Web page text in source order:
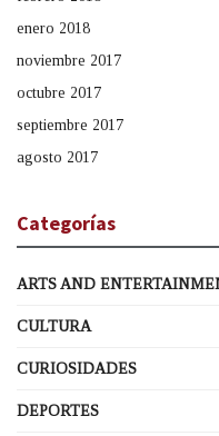
enero 2018
noviembre 2017
octubre 2017
septiembre 2017
agosto 2017
Categorías
ARTS AND
CULTURA
CURIOSIDADES
DEPORTES